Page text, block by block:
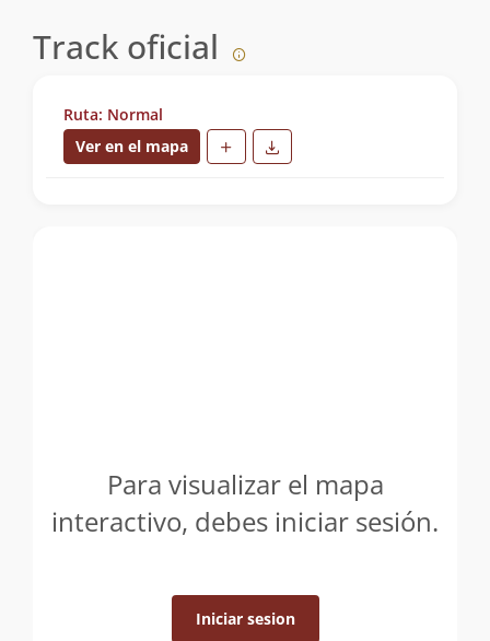
Track oficial
Ruta: Normal
Ver en el mapa
Para visualizar el mapa
interactivo, debes iniciar sesión.
Iniciar sesion